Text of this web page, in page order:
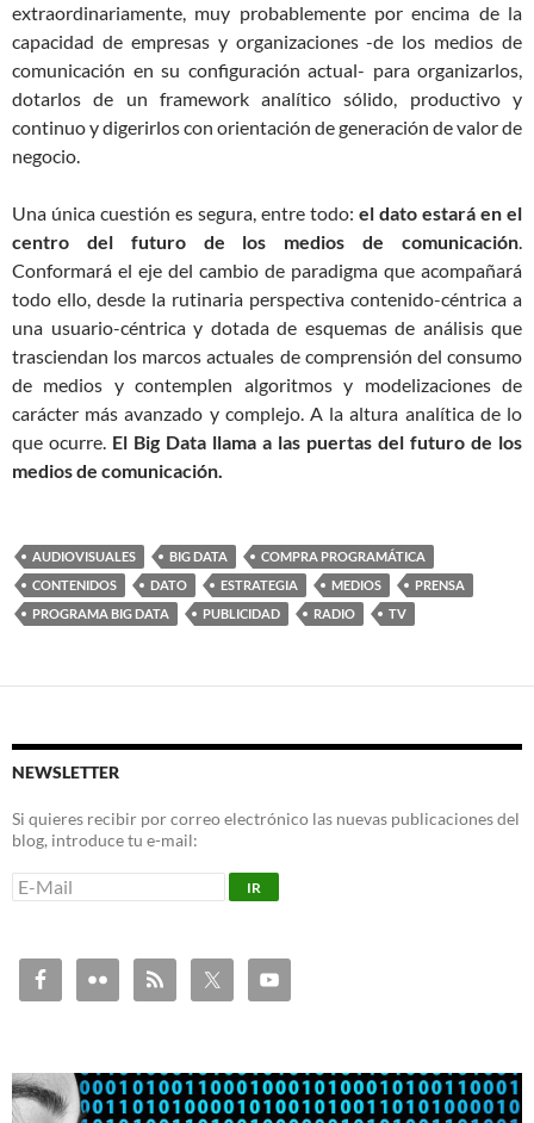
extraordinariamente, muy probablemente por encima de la
capacidad de empresas y organizaciones -de los medios de
comunicación en su configuración actual- para organizarlos,
dotarlos de un framework analítico sólido, productivo y
continuo y digerirlos con orientación de generación de valor de
negocio.
Una única cuestión es segura, entre todo: el dato estará en el
centro del futuro de los medios de comunicación.
Conformará el eje del cambio de paradigma que acompañará
todo ello, desde la rutinaria perspectiva contenido-céntrica a
una usuario-céntrica y dotada de esquemas de análisis que
trasciendan los marcos actuales de comprensión del consumo
de medios y contemplen algoritmos y modelizaciones de
carácter más avanzado y complejo. A la altura analítica de lo
que ocurre. El Big Data llama a las puertas del futuro de los
medios de comunicación.
AUDIOVISUALES BIG DATA
COMPRA PROGRAMÁTICA
CONTENIDOS
DATO ESTRATEGIA MEDIOS
PRENSA
PROGRAMA BIG DATA
PUBLICIDAD RADIO TV
NEWSLETTER
Si quieres recibir por correo electrónico las nuevas publicaciones del
blog, introduce tu e-mail: